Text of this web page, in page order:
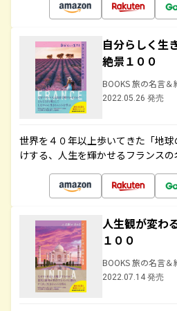
自分らしく生
絶景１００
BOOKS 旅の名言＆
2022.05.26 発売
世界を４０年以上歩いてきた「地
けする、人生を輝かせるフランス
人生観が変わ
１００
BOOKS 旅の名言＆
2022.07.14 発売